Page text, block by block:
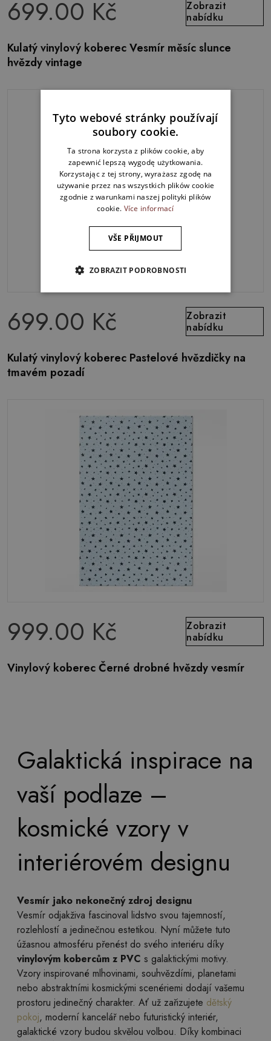
699.00 Kč
Zobrazit
nabídku
Kulatý vinylový koberec Vesmír měsíc slunce
hvězdy vintage
699.00 Kč
Zobrazit
nabídku
Kulatý vinylový koberec Pastelové hvězdičky na
tmavém pozadí
999.00 Kč
Zobrazit
nabídku
Vinylový koberec Černé drobné hvězdy vesmír
Galaktická inspirace na
vaší podlaze –
kosmické vzory v
interiérovém designu
Vesmír jako nekonečný zdroj designu
Vesmír odjakživa fascinoval lidstvo svou tajemností,
rozlehlostí a jedinečnou estetikou. Nyní můžete tuto
úžasnou atmosféru přenést do svého interiéru díky
vinylovým kobercům z PVC s galaktickými motivy.
Vzory inspirované mlhovinami, souhvězdími, planetami
nebo abstraktními kosmickými scenériemi dodají vašemu
prostoru jedinečný charakter. Ať už zařizujete dětský
pokoj, moderní kancelář nebo futuristický interiér,
galaktické vzory budou skvělou volbou. Díky kombinaci
Tyto webové stránky používají
soubory cookie.
Ta strona korzysta z plików cookie, aby
zapewnić lepszą wygodę użytkowania.
Korzystając z tej strony, wyrażasz zgodę na
używanie przez nas wszystkich plików cookie
zgodnie z warunkami naszej polityki plików
cookie. Více informací
VŠE PŘIJMOUT
ZOBRAZIT PODROBNOSTI